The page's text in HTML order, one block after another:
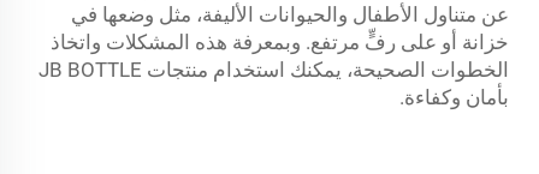
عن متناول الأطفال والحيوانات الأليفة، مثل وضعها في
خزانة أو على رفٍّ مرتفع. وبمعرفة هذه المشكلات واتخاذ
الخطوات الصحيحة، يمكنك استخدام منتجات JB BOTTLE
بأمان وكفاءة.